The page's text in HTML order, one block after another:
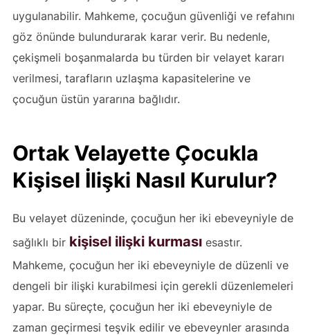
uygulanabilir. Mahkeme, çocuğun güvenliği ve refahını
göz önünde bulundurarak karar verir. Bu nedenle,
çekişmeli boşanmalarda bu türden bir velayet kararı
verilmesi, tarafların uzlaşma kapasitelerine ve
çocuğun üstün yararına bağlıdır.
Ortak Velayette Çocukla
Kişisel İlişki Nasıl Kurulur?
Bu velayet düzeninde, çocuğun her iki ebeveyniyle de
sağlıklı birkişisel ilişki kurması esastır.
Mahkeme, çocuğun her iki ebeveyniyle de düzenli ve
dengeli bir ilişki kurabilmesi için gerekli düzenlemeleri
yapar. Bu süreçte, çocuğun her iki ebeveyniyle de
zaman geçirmesi teşvik edilir ve ebeveynler arasında